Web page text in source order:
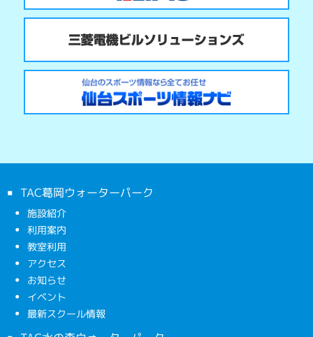
TAC葛岡ウォーターパーク
施設紹介
利用案内
教室利用
アクセス
お知らせ
イベント
最新スクール情報